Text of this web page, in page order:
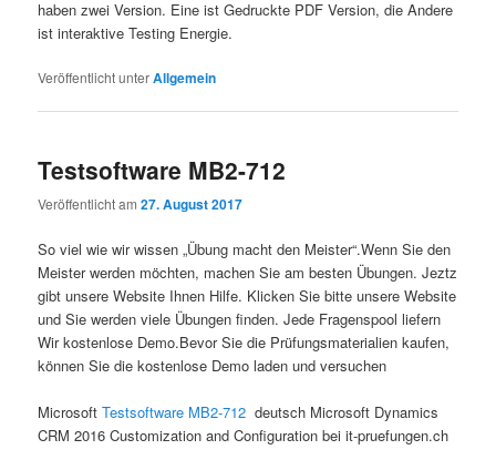
haben zwei Version. Eine ist Gedruckte PDF Version, die Andere
ist interaktive Testing Energie.
Veröffentlicht unterAllgemein
Testsoftware MB2-712
Veröffentlicht am27. August 2017
So viel wie wir wissen „Übung macht den Meister“.Wenn Sie den
Meister werden möchten, machen Sie am besten Übungen. Jeztz
gibt unsere Website Ihnen Hilfe. Klicken Sie bitte unsere Website
und Sie werden viele Übungen finden. Jede Fragenspool liefern
Wir kostenlose Demo.Bevor Sie die Prüfungsmaterialien kaufen,
können Sie die kostenlose Demo laden und versuchen
MicrosoftTestsoftware MB2-712 deutsch Microsoft Dynamics
CRM 2016 Customization and Configuration bei it-pruefungen.ch